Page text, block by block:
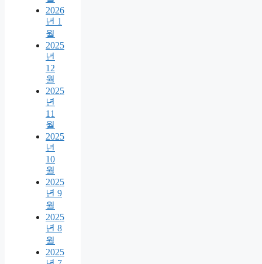
2026
년 1
월
2025
년
12
월
2025
년
11
월
2025
년
10
월
2025
년 9
월
2025
년 8
월
2025